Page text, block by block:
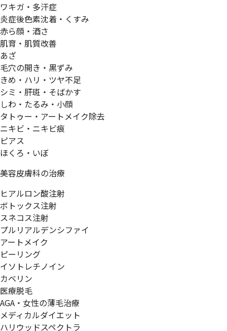
ワキガ・多汗症
炎症後色素沈着・くすみ
赤ら顔・酒さ
肌育・肌質改善
あざ
毛穴の開き・黒ずみ
きめ・ハリ・ツヤ不足
シミ・肝斑・そばかす
しわ・たるみ・小顔
タトゥー・アートメイク除去
ニキビ・ニキビ痕
ピアス
ほくろ・いぼ
美容皮膚科の治療
ヒアルロン酸注射
ボトックス注射
スネコス注射
プルリアルデンシファイ
アートメイク
ピーリング
イソトレチノイン
カベリン
医療脱毛
AGA・女性の薄毛治療
メディカルダイエット
ハリウッドスペクトラ